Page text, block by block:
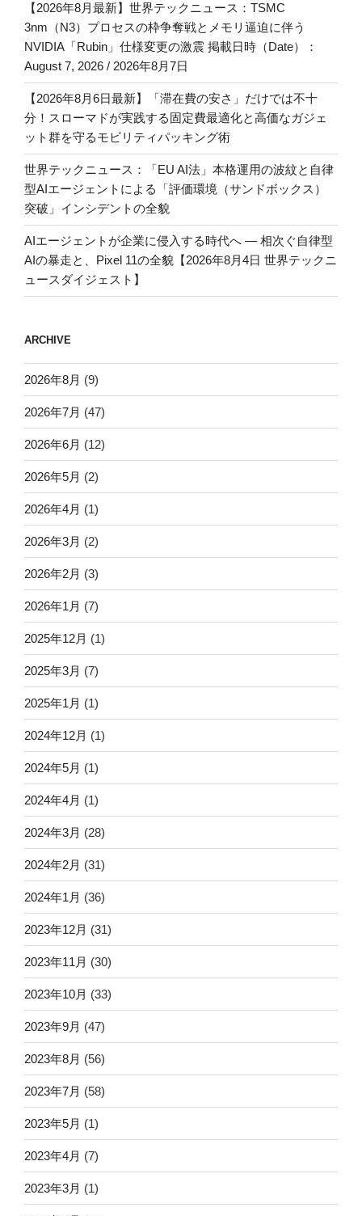
【2026年8月最新】世界テックニュース：TSMC
3nm（N3）プロセスの枠争奪戦とメモリ逼迫に伴う
NVIDIA「Rubin」仕様変更の激震 掲載日時（Date）：
August 7, 2026 / 2026年8月7日
【2026年8月6日最新】「滞在費の安さ」だけでは不十
分！スローマドが実践する固定費最適化と高価なガジェ
ット群を守るモビリティパッキング術
世界テックニュース：「EU AI法」本格運用の波紋と自律
型AIエージェントによる「評価環境（サンドボックス）
突破」インシデントの全貌
AIエージェントが企業に侵入する時代へ — 相次ぐ自律型
AIの暴走と、Pixel 11の全貌【2026年8月4日 世界テックニ
ュースダイジェスト】
ARCHIVE
2026年8月 (9)
2026年7月 (47)
2026年6月 (12)
2026年5月 (2)
2026年4月 (1)
2026年3月 (2)
2026年2月 (3)
2026年1月 (7)
2025年12月 (1)
2025年3月 (7)
2025年1月 (1)
2024年12月 (1)
2024年5月 (1)
2024年4月 (1)
2024年3月 (28)
2024年2月 (31)
2024年1月 (36)
2023年12月 (31)
2023年11月 (30)
2023年10月 (33)
2023年9月 (47)
2023年8月 (56)
2023年7月 (58)
2023年5月 (1)
2023年4月 (7)
2023年3月 (1)